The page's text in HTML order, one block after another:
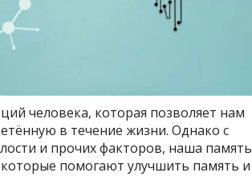
человека, которая позволяет нам
в течение жизни. Однако с
и прочих факторов, наша память
помогают улучшить память и